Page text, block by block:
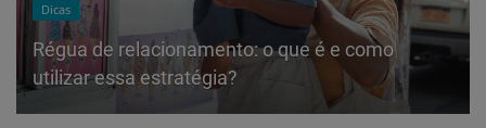
Dicas
Régua de relacionamento: o que é e como
utilizar essa estratégia?